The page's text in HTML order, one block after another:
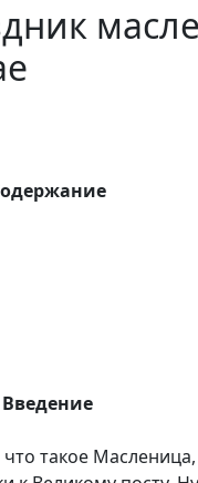
Введение
такое